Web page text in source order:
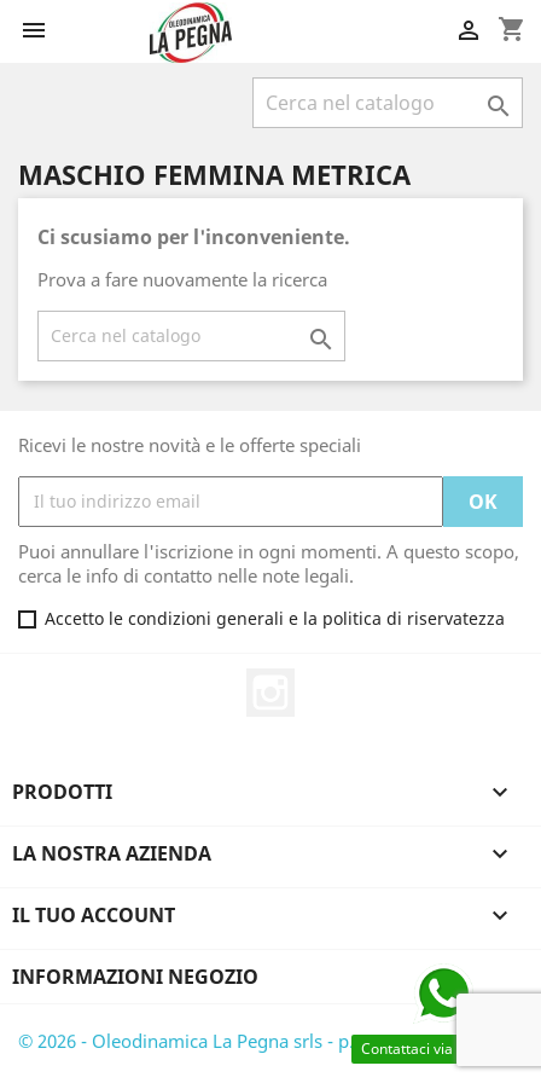
 shopping_cart


MASCHIO FEMMINA METRICA
Ci scusiamo per l'inconveniente.
Prova a fare nuovamente la ricerca

Ricevi le nostre novità e le offerte speciali
Puoi annullare l'iscrizione in ogni momenti. A questo scopo,
cerca le info di contatto nelle note legali.
Accetto le condizioni generali e la politica di riservatezza
PRODOTTI 
LA NOSTRA AZIENDA 
IL TUO ACCOUNT 
INFORMAZIONI NEGOZIO
Contattaci via WhatsApp
© 2026 - Oleodinamica La Pegna srls - p.iva 03528430782